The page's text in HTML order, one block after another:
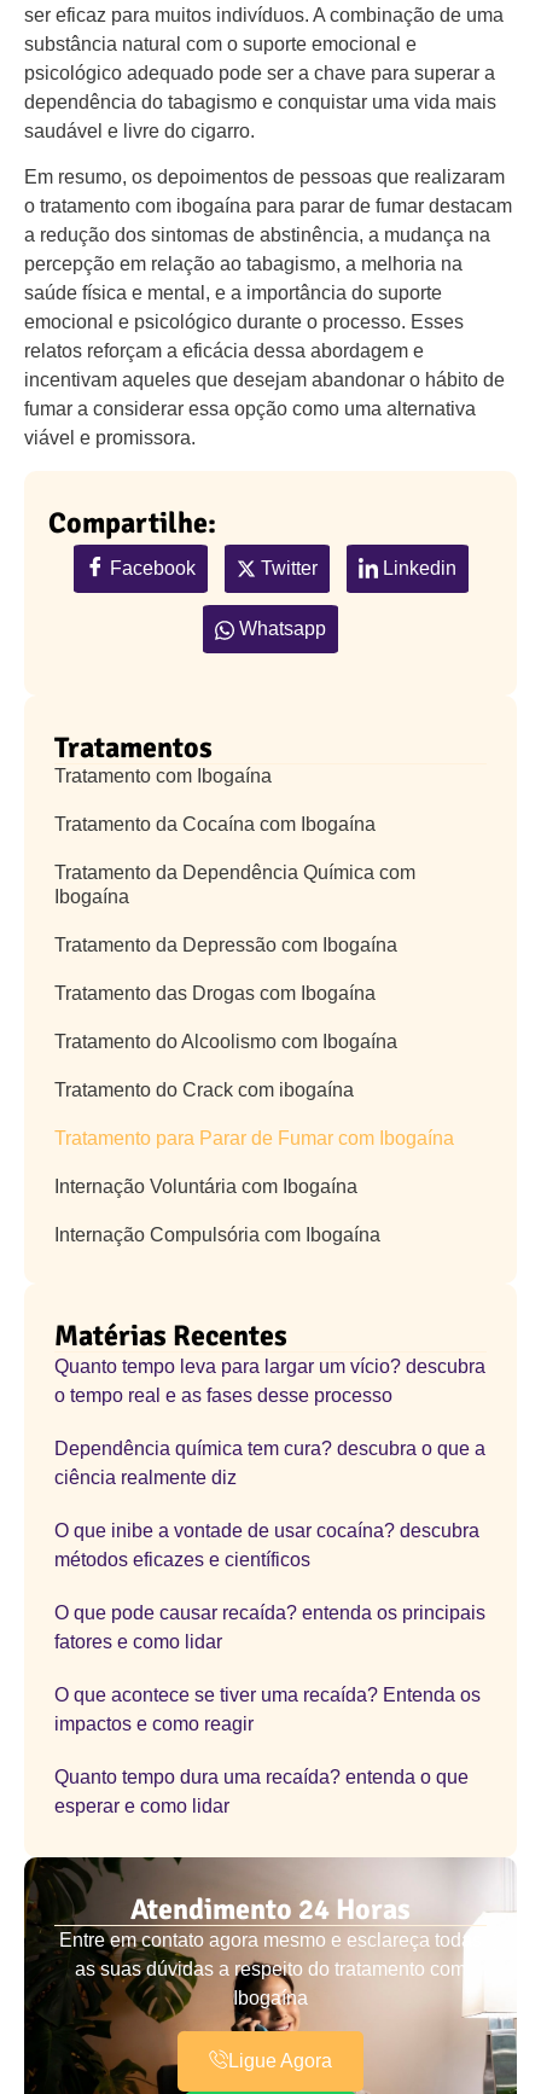
ser eficaz para muitos indivíduos. A combinação de uma
substância natural com o suporte emocional e
psicológico adequado pode ser a chave para superar a
dependência do tabagismo e conquistar uma vida mais
saudável e livre do cigarro.
Em resumo, os depoimentos de pessoas que realizaram
o tratamento com ibogaína para parar de fumar destacam
a redução dos sintomas de abstinência, a mudança na
percepção em relação ao tabagismo, a melhoria na
saúde física e mental, e a importância do suporte
emocional e psicológico durante o processo. Esses
relatos reforçam a eficácia dessa abordagem e
incentivam aqueles que desejam abandonar o hábito de
fumar a considerar essa opção como uma alternativa
viável e promissora.
Compartilhe:
Facebook Twitter Linkedin
Whatsapp
Tratamentos
Tratamento com Ibogaína
Tratamento da Cocaína com Ibogaína
Tratamento da Dependência Química com
Ibogaína
Tratamento da Depressão com Ibogaína
Tratamento das Drogas com Ibogaína
Tratamento do Alcoolismo com Ibogaína
Tratamento do Crack com ibogaína
Tratamento para Parar de Fumar com Ibogaína
Internação Voluntária com Ibogaína
Internação Compulsória com Ibogaína
Matérias Recentes
Quanto tempo leva para largar um vício? descubra
o tempo real e as fases desse processo
Dependência química tem cura? descubra o que a
ciência realmente diz
O que inibe a vontade de usar cocaína? descubra
métodos eficazes e científicos
O que pode causar recaída? entenda os principais
fatores e como lidar
O que acontece se tiver uma recaída? Entenda os
impactos e como reagir
Quanto tempo dura uma recaída? entenda o que
esperar e como lidar
Atendimento 24 Horas
Entre em contato agora mesmo e esclareça todas
as suas dúvidas a respeito do tratamento com
Ibogaína
Ligue Agora